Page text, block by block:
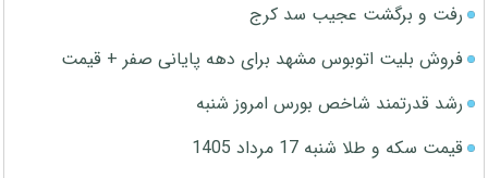
رفت و برگشت عجیب سد کرج
فروش بلیت اتوبوس مشهد برای دهه پایانی صفر + قیمت
رشد قدرتمند شاخص بورس امروز شنبه
قیمت سکه و طلا شنبه 17 مرداد 1405